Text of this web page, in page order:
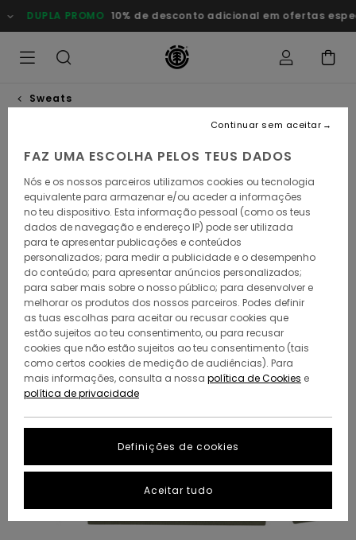
para
a
DUPLA PROMO 10% de desconto adicional em ofertas
Sweats
FAZ UMA ESCOLHA PELOS TEUS DADOS
Nós e os nossos parceiros utilizamos cookies ou tecnologia
equivalente para armazenar e/ou aceder a informações
no teu dispositivo. Esta informação pessoal (como os teus
dados de navegação e endereço IP) pode ser utilizada
para te apresentar publicações e conteúdos
personalizados; para medir a publicidade e o desempenho
do conteúdo; para apresentar anúncios personalizados;
para saber mais sobre o nosso público; para desenvolver e
melhorar os produtos dos nossos parceiros. Podes definir
as tuas escolhas para aceitar ou recusar cookies que
estão sujeitos ao teu consentimento, ou para recusar
cookies que não estão sujeitos ao teu consentimento (tais
como certos cookies de medição de audiências). Para
mais informações, consulta a nossa política de Cookies e
política de privacidade
Definições de cookies
Continuar sem aceitar
Aceitar tudo